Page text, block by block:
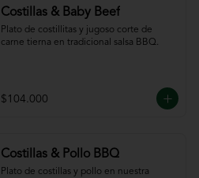
Costillas & Baby Beef
Plato de costillitas y jugoso corte de
carne tierna en tradicional salsa BBQ.
$104.000
Costillas & Pollo BBQ
Plato de costillas y pollo en nuestra